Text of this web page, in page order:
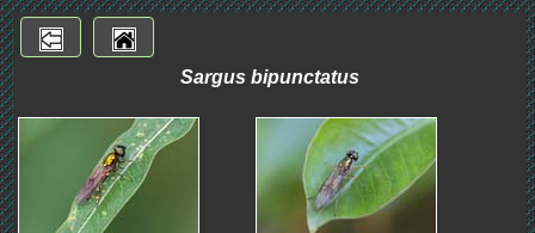
Sargus bipunctatus